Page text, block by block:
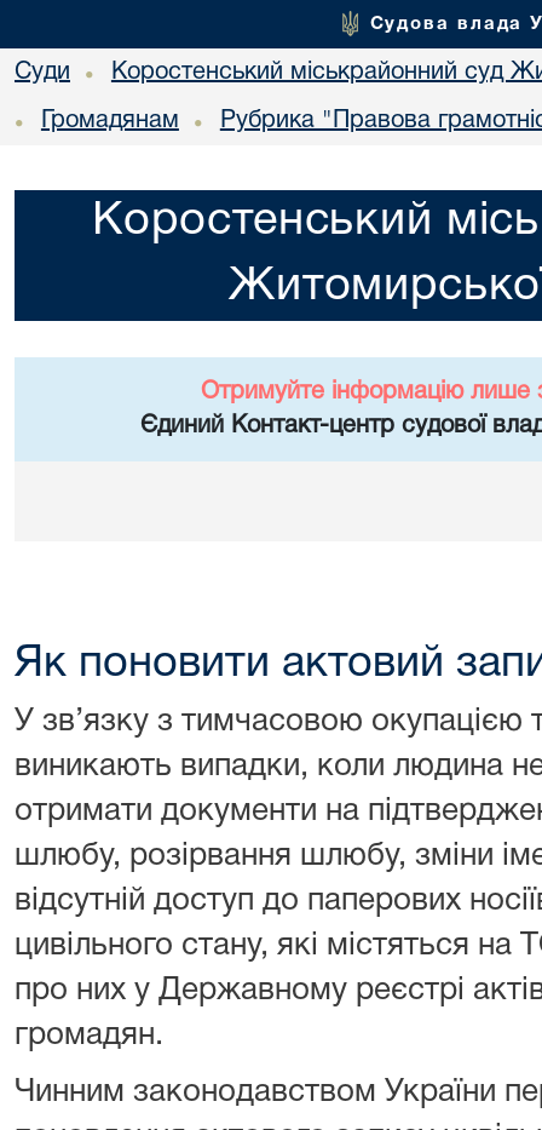
Судова влада
Суди • Коростенський міськрайонний суд
• Громадянам • Рубрика "Правова
Коростенський
Отримуйте інформацію лише
Єдиний Контакт-центр судової
Як поновити актовий
У зв’язку з тимчасовою окупацією
виникають випадки, коли людина
отримати документи на
шлюбу, розірвання шлюбу, зміни
відсутній доступ до паперових
цивільного стану, які містяться на
про них у Державному реєстрі
громадян.
Чинним законодавством України